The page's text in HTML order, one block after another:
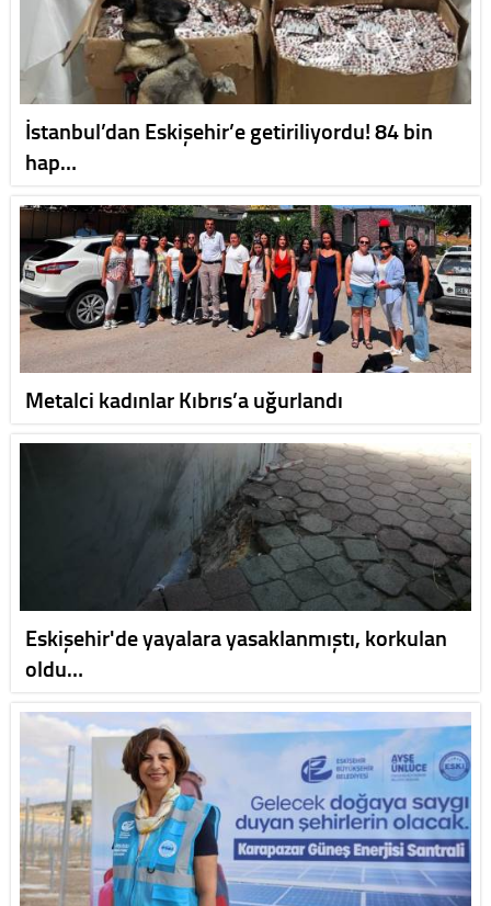
İstanbul’dan Eskişehir’e getiriliyordu! 84 bin
hap…
Metalci kadınlar Kıbrıs’a uğurlandı
Eskişehir'de yayalara yasaklanmıştı, korkulan
oldu…